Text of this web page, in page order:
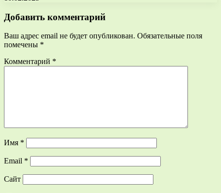
Добавить комментарий
Ваш адрес email не будет опубликован. Обязательные поля
помечены *
Комментарий *
Имя *
Email *
Сайт